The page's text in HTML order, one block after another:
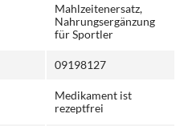
Mahlzeitenersatz,
Nahrungsergänzung
für Sportler
09198127
Medikament ist
rezeptfrei